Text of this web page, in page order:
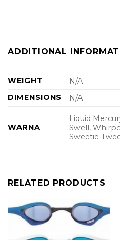
ADDITIONAL
WEIGHT
N/A
DIMENSIONS
N/A
WARNA
Liquid
Swell,
Sweetie
RELATED PRODUCTS